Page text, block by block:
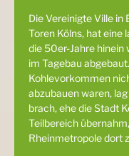
Die Vereinigte Ville
Toren Kölns, hat eine
die 50er-Jahre hinein
im Tagebau
Kohlevorkommen
abzubauen waren,
brach, ehe die Stadt
Teilbereich
Rheinmetropole dort